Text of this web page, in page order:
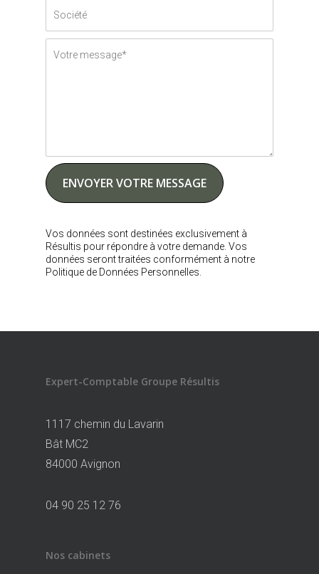
Vos données sont destinées exclusivement à
Résultis pour répondre à votre demande. Vos
données seront traitées conformément à notre
Politique de Données Personnelles.
Expert-Comptable Groupe Résultis
1117 chemin du Lavarin
Bât MC2
84000 Avignon
04 90 25 12 76
Nos cabinets